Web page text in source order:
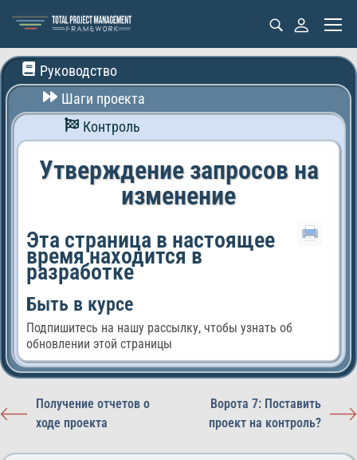
Руководство
Шаги проекта
Контроль
Утверждение запросов на
изменение
Эта страница в настоящее
время находится в
разработке
Быть в курсе
Подпишитесь на нашу рассылку, чтобы узнать об
обновлении этой страницы
Получение отчетов о
ходе проекта
Ворота 7: Поставить
проект на контроль?